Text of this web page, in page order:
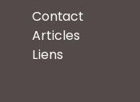
Contact
Articles
Liens